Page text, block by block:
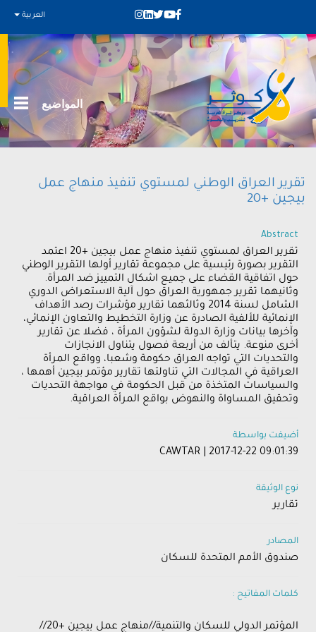
العربية
المواضيع
تقرير العراق الوطني لمستوي تنفيذ منهاج عمل
بيجين +20
Abstract
تقرير العراق لمستوي تنفيذ منهاج عمل بيجين +20 اعتمد
التقرير بصورة رئيسية على مجموعة تقارير أولها التقرير الوطني
حول اتفاقية القضاء على جميع اشكال التمييز ضد المرأة.
وثانيهما تقرير جمهورية العراق حول آلية الاستعراض الدوري
الشامل لسنة 2014 وثالثهما تقارير مؤشرات رصد الأهداف
الإنمائية للألفية الصادرة عن وزارة التخطيط والتعاون الإنمائي،
وآخرها بيانات وزارة الدولة لشؤون المرأة ، فضلا عن تقارير
أخرى منوعة. يتألف من أربعة فصول يتناول الانجازات
والتحديات التي تواجه العراق حكومة وشعبا، وواقع المرأة
العراقية في المجالات التي تناولتها تقارير مؤتمر بيجين أهمها ،
والسياسات المتخذة من قبل الحكومة في مواجهة التحديات
وتحقيق المساواة والنهوض بواقع المرأة العراقية.
أضيفت بواسطة
CAWTAR | 2017-12-22 09:01:39
نوع الوثيقة
تقارير
المصادر
صندوق الأمم المتحدة للسكان
كلمات المفاتيح :
المؤتمر الدولي للسكان والتنمية//منهاج عمل بيجين +20//